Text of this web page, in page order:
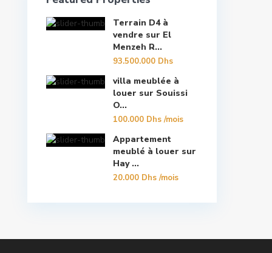
Terrain D4 à
vendre sur El
Menzeh R...
93.500.000 Dhs
villa meublée à
louer sur Souissi
O...
100.000 Dhs/mois
Appartement
meublé à louer sur
Hay ...
20.000 Dhs/mois